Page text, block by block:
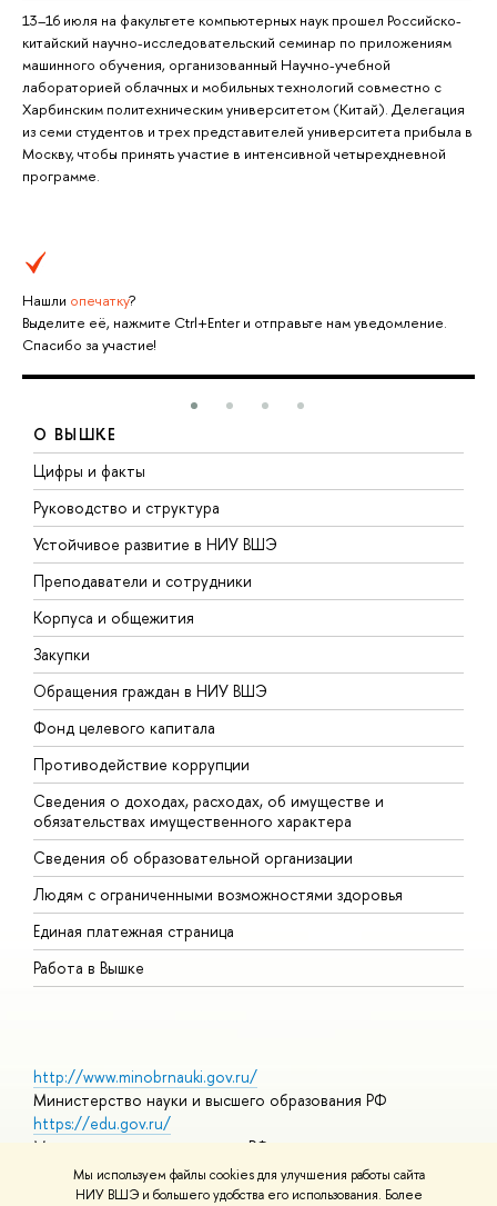
Мы используем файлы cookies для улучшения работы сайта
НИУ ВШЭ и большего удобства его использования. Более
13–16 июля на факультете компьютерных наук прошел Российско-
китайский научно-исследовательский семинар по приложениям
машинного обучения, организованный Научно-учебной
лабораторией облачных и мобильных технологий совместно с
Харбинским политехническим университетом (Китай). Делегация
из семи студентов и трех представителей университета прибыла в
Москву, чтобы принять участие в интенсивной четырехдневной
программе.
Нашли опечатку?
Выделите её, нажмите Ctrl+Enter и отправьте нам уведомление.
Спасибо за участие!
О ВЫШКЕ
Цифры и факты
Руководство и структура
Устойчивое развитие в НИУ ВШЭ
Преподаватели и сотрудники
Корпуса и общежития
Закупки
Обращения граждан в НИУ ВШЭ
Фонд целевого капитала
Противодействие коррупции
Сведения о доходах, расходах, об имуществе и
обязательствах имущественного характера
Сведения об образовательной организации
Людям с ограниченными возможностями здоровья
Единая платежная страница
Работа в Вышке
http://www.minobrnauki.gov.ru/
Министерство науки и высшего образования РФ
https://edu.gov.ru/
Министерство просвещения РФ
https://elearning.hse.ru/mooc
Массовые открытые онлайн-курсы